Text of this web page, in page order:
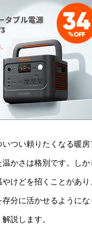
つい頼りたくなる暖
かさは格別です。し
けどを招くことがあ
分に活かせるように
説します。